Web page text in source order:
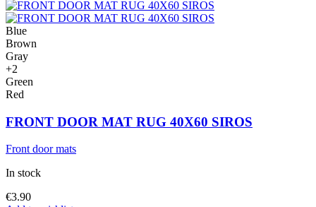
Blue
Brown
Gray
+2
Green
Red
FRONT DOOR MAT RUG 40X60 SIROS
Front door mats
In stock
€3.90